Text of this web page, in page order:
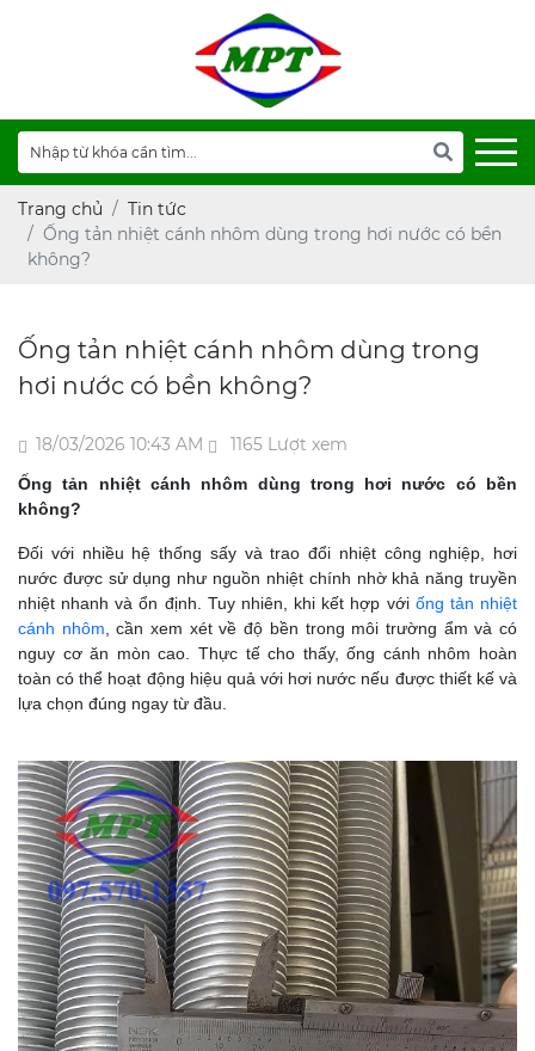
Trang chủ
Tin tức
Ống tản nhiệt cánh nhôm dùng trong hơi nước có bền
không?
Ống tản nhiệt cánh nhôm dùng trong
hơi nước có bền không?
18/03/2026 10:43 AM 1165 Lượt xem
Ống tản nhiệt cánh nhôm dùng trong hơi nước có bền
không?
Đối với nhiều hệ thống sấy và trao đổi nhiệt công nghiệp, hơi
nước được sử dụng như nguồn nhiệt chính nhờ khả năng truyền
nhiệt nhanh và ổn định. Tuy nhiên, khi kết hợp với ống tản nhiệt
cánh nhôm , cần xem xét về độ bền trong môi trường ẩm và có
nguy cơ ăn mòn cao. Thực tế cho thấy, ống cánh nhôm hoàn
toàn có thể hoạt động hiệu quả với hơi nước nếu được thiết kế và
lựa chọn đúng ngay từ đầu.